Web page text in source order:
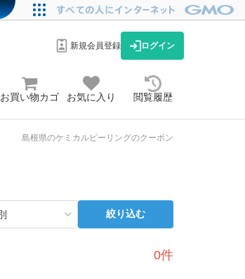
新規会員登録 ログイン
お買い物カゴ お気に入り 閲覧履歴
島根県のケミカルピーリングのクーポン
絞り込む
0件